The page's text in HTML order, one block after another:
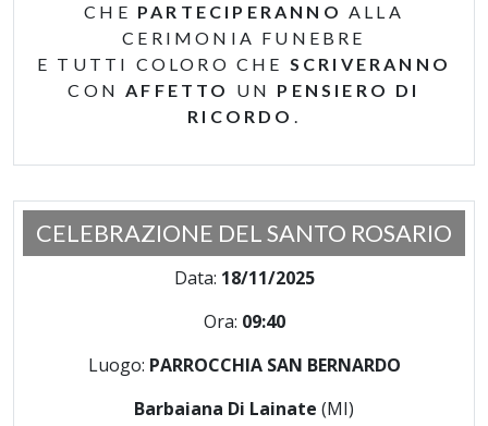
CHE PARTECIPERANNO ALLA
CERIMONIA FUNEBRE
E TUTTI COLORO CHE SCRIVERANNO
CONAFFETTO UN PENSIERO DI
RICORDO .
CELEBRAZIONE DEL SANTO ROSARIO
Data: 18/11/2025
Ora: 09:40
Luogo: PARROCCHIA SAN BERNARDO
Barbaiana Di Lainate (MI)